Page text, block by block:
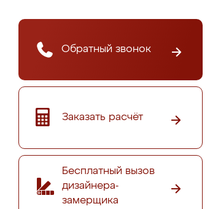
Обратный звонок
Заказать расчёт
Бесплатный вызов
дизайнера-
замерщика